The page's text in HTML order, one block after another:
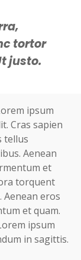
tortor
justo.
ipsum
Cras sapien
tellus
Aenean
et
torquent
eros
et quam.
ipsum
in sagittis.